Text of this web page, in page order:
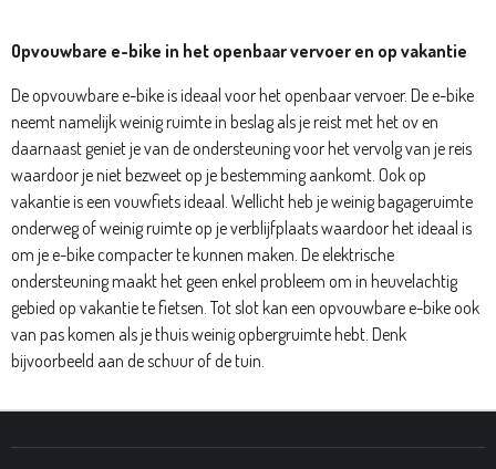
Opvouwbare e-bike in het openbaar vervoer en op vakantie
De opvouwbare e-bike is ideaal voor het openbaar vervoer. De e-bike
neemt namelijk weinig ruimte in beslag als je reist met het ov en
daarnaast geniet je van de ondersteuning voor het vervolg van je reis
waardoor je niet bezweet op je bestemming aankomt. Ook op
vakantie is een vouwfiets ideaal. Wellicht heb je weinig bagageruimte
onderweg of weinig ruimte op je verblijfplaats waardoor het ideaal is
om je e-bike compacter te kunnen maken. De elektrische
ondersteuning maakt het geen enkel probleem om in heuvelachtig
gebied op vakantie te fietsen. Tot slot kan een opvouwbare e-bike ook
van pas komen als je thuis weinig opbergruimte hebt. Denk
bijvoorbeeld aan de schuur of de tuin.